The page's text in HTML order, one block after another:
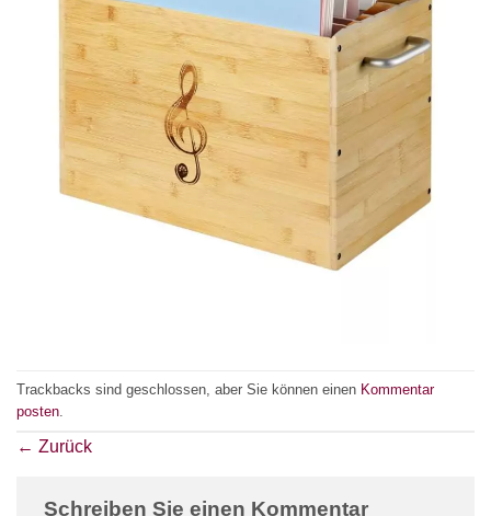
Trackbacks sind geschlossen, aber Sie können einen Kommentar
posten
← Zurück
Schreiben Sie einen Kommentar